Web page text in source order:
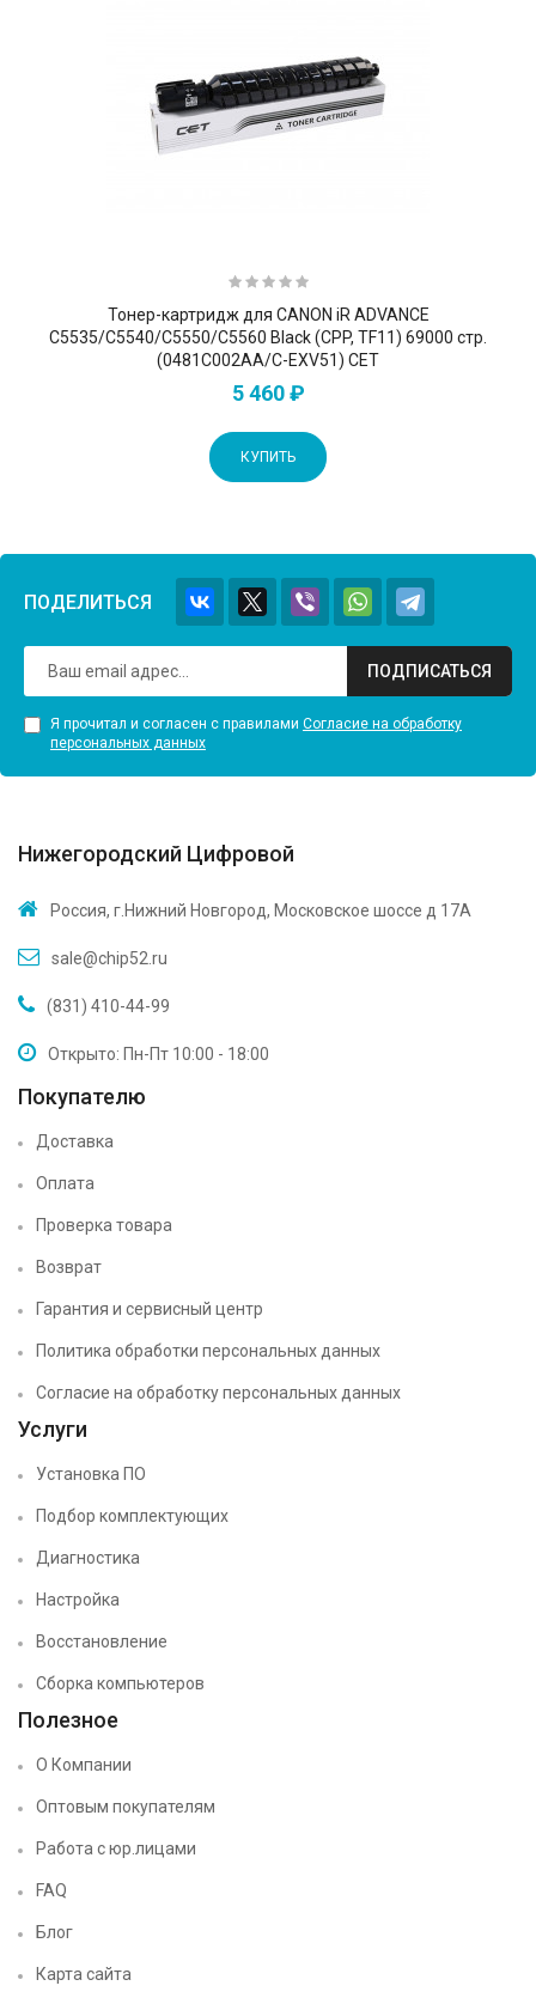
Тонер-картридж для CANON iR ADVANCE
C5535/C5540/C5550/C5560 Black (CPP, TF11) 69000 стр.
(0481C002AA/C-EXV51) CET
5 460 ₽
КУПИТЬ
ПОДЕЛИТЬСЯ
ПОДПИСАТЬСЯ
Я прочитал и согласен с правилами Согласие на обработку
персональных данных
Нижегородский Цифровой
Россия, г.Нижний Новгород, Московское шоссе д 17А
sale@chip52.ru
(831) 410-44-99
Открыто: Пн-Пт 10:00 - 18:00
Покупателю
Доставка
Оплата
Проверка товара
Возврат
Гарантия и сервисный центр
Политика обработки персональных данных
Согласие на обработку персональных данных
Услуги
Установка ПО
Подбор комплектующих
Диагностика
Настройка
Восстановление
Сборка компьютеров
Полезное
О Компании
Оптовым покупателям
Работа с юр.лицами
FAQ
Блог
Карта сайта